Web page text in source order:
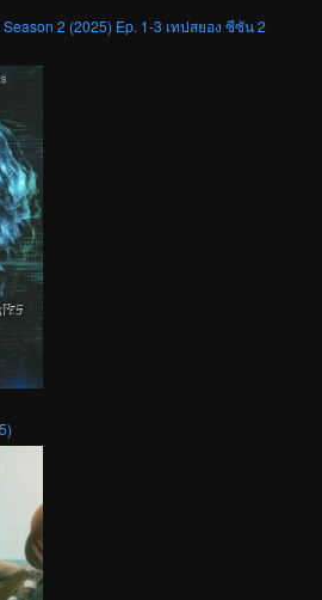
Season 2 (2025) Ep. 1-3 เทปสยอง ซีซัน 2